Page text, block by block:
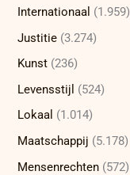
Internationaal (1.959)
Justitie (3.274)
Kunst (236)
Levensstijl (524)
Lokaal (1.014)
Maatschappij (5.178)
Mensenrechten (572)